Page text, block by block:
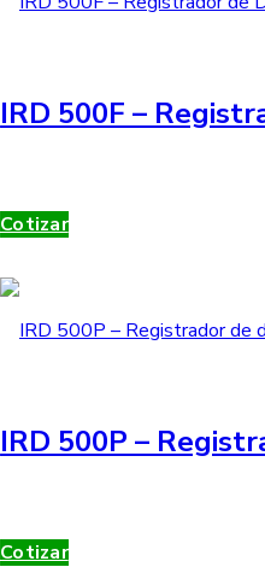
IRD 500F –
Cotizar
IRD 500P –
Cotizar